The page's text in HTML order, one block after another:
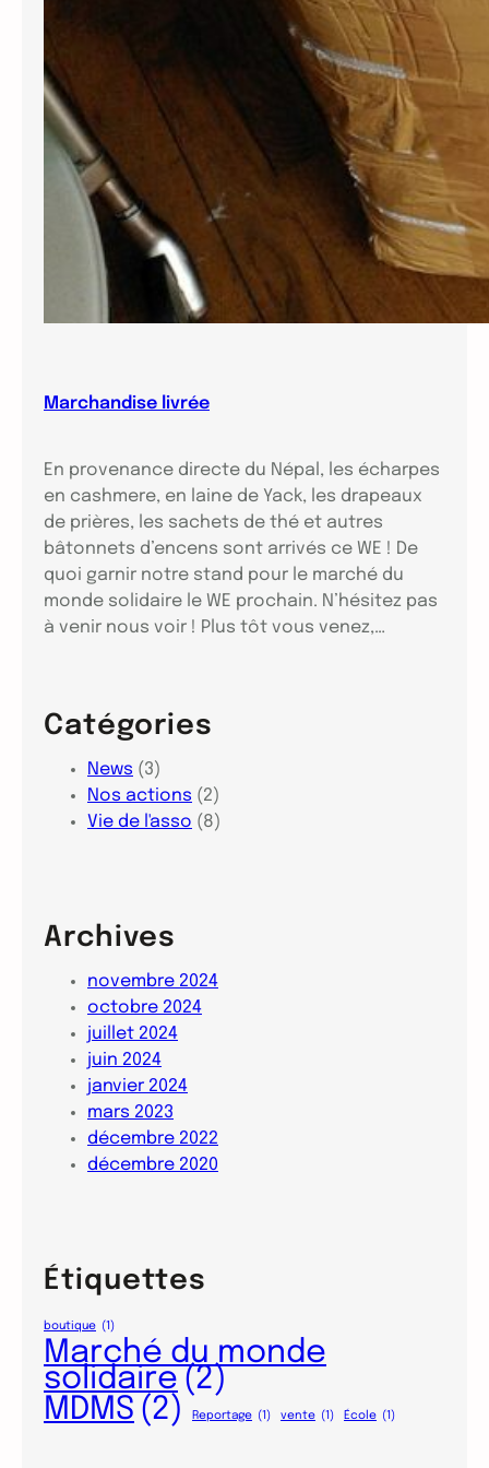
Marchandise livrée
En provenance directe du Népal, les écharpes
en cashmere, en laine de Yack, les drapeaux
de prières, les sachets de thé et autres
bâtonnets d’encens sont arrivés ce WE ! De
quoi garnir notre stand pour le marché du
monde solidaire le WE prochain. N’hésitez pas
à venir nous voir ! Plus tôt vous venez,…
Catégories
News (3)
Nos actions (2)
Vie de l'asso (8)
Archives
novembre 2024
octobre 2024
juillet 2024
juin 2024
janvier 2024
mars 2023
décembre 2022
décembre 2020
Étiquettes
boutique (1)
Marché du monde
solidaire (2)
MDMS (2) Reportage (1) vente (1) École (1)